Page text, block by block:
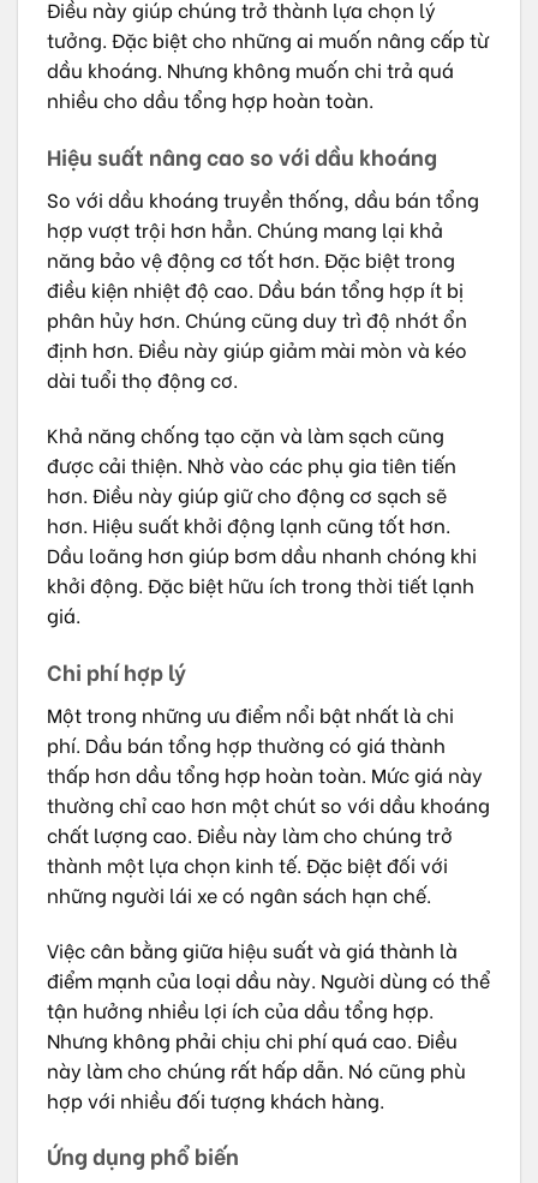
Điều này giúp chúng trở thành lựa chọn lý
tưởng. Đặc biệt cho những ai muốn nâng cấp từ
dầu khoáng. Nhưng không muốn chi trả quá
nhiều cho dầu tổng hợp hoàn toàn.
Hiệu suất nâng cao so với dầu khoáng
So với dầu khoáng truyền thống, dầu bán tổng
hợp vượt trội hơn hẳn. Chúng mang lại khả
năng bảo vệ động cơ tốt hơn. Đặc biệt trong
điều kiện nhiệt độ cao. Dầu bán tổng hợp ít bị
phân hủy hơn. Chúng cũng duy trì độ nhớt ổn
định hơn. Điều này giúp giảm mài mòn và kéo
dài tuổi thọ động cơ.
Khả năng chống tạo cặn và làm sạch cũng
được cải thiện. Nhờ vào các phụ gia tiên tiến
hơn. Điều này giúp giữ cho động cơ sạch sẽ
hơn. Hiệu suất khởi động lạnh cũng tốt hơn.
Dầu loãng hơn giúp bơm dầu nhanh chóng khi
khởi động. Đặc biệt hữu ích trong thời tiết lạnh
giá.
Chi phí hợp lý
Một trong những ưu điểm nổi bật nhất là chi
phí. Dầu bán tổng hợp thường có giá thành
thấp hơn dầu tổng hợp hoàn toàn. Mức giá này
thường chỉ cao hơn một chút so với dầu khoáng
chất lượng cao. Điều này làm cho chúng trở
thành một lựa chọn kinh tế. Đặc biệt đối với
những người lái xe có ngân sách hạn chế.
Việc cân bằng giữa hiệu suất và giá thành là
điểm mạnh của loại dầu này. Người dùng có thể
tận hưởng nhiều lợi ích của dầu tổng hợp.
Nhưng không phải chịu chi phí quá cao. Điều
này làm cho chúng rất hấp dẫn. Nó cũng phù
hợp với nhiều đối tượng khách hàng.
Ứng dụng phổ biến